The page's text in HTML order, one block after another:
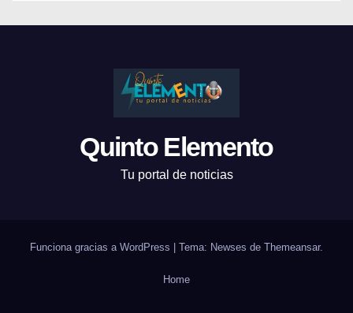
Quinto Elemento
Tu portal de noticias
Funciona gracias a WordPress Tema: Newses de Themeansar.
Home